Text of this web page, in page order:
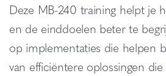
Deze MB-240 training helpt je
en de einddoelen beter te
op implementaties die helpen
van efficiëntere oplossingen